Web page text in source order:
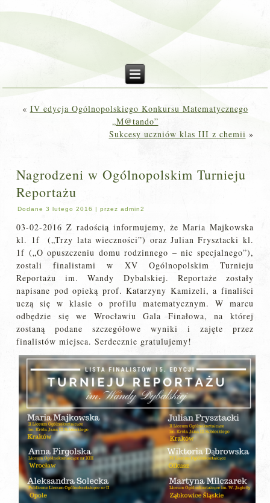
« IV edycja Ogólnopolskiego Konkursu Matematycznego
„M@tando”
Sukcesy uczniów klas III z chemii »
Nagrodzeni w Ogólnopolskim Turnieju
Reportażu
Dodane 3 lutego 2016 |przez admin2
03-02-2016 Z radością informujemy, że Maria Majkowska
kl. 1f („Trzy lata wieczności”) oraz Julian Frysztacki kl.
1f („O opuszczeniu domu rodzinnego – nic specjalnego”),
zostali finalistami w XV Ogólnopolskim Turnieju
Reportażu im. Wandy Dybalskiej. Reportaże zostały
napisane pod opieką prof. Katarzyny Kamizeli, a finaliści
uczą się w klasie o profilu matematycznym. W marcu
odbędzie się we Wrocławiu Gala Finałowa, na której
zostaną podane szczegółowe wyniki i zajęte przez
finalistów miejsca. Serdecznie gratulujemy!